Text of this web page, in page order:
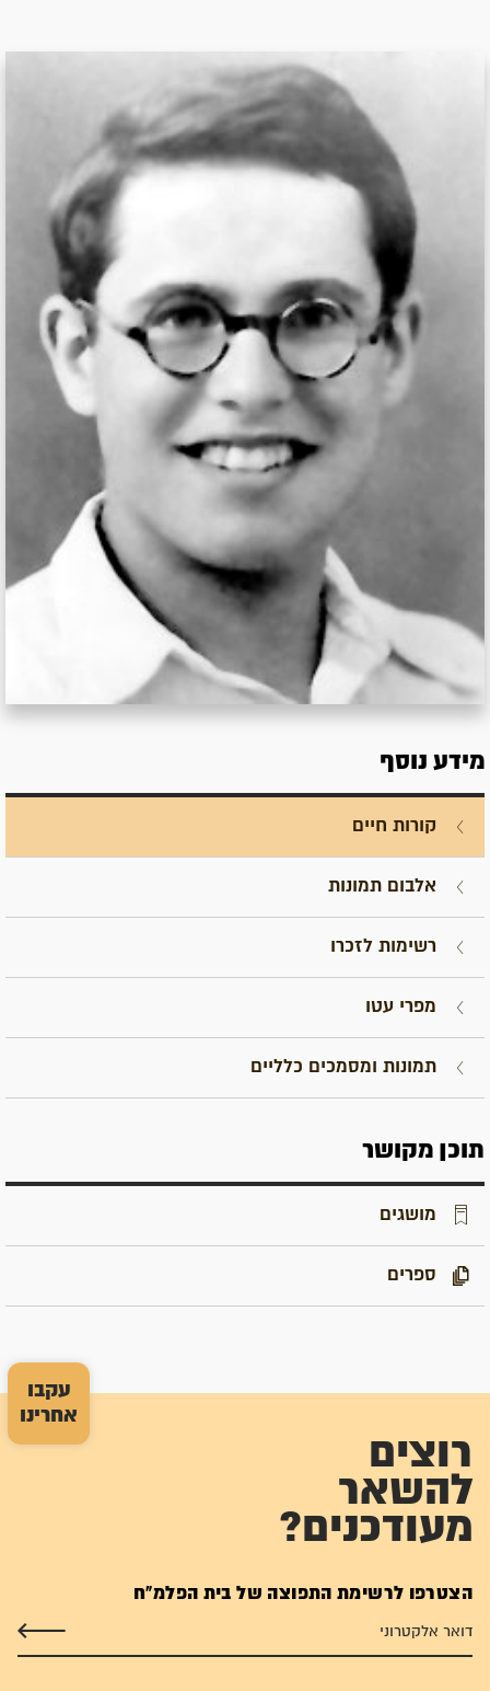
עקבו
אחרינו
מידע נוסף
קורות חיים
אלבום תמונות
רשימות לזכרו
מפרי עטו
תמונות ומסמכים כלליים
תוכן מקושר
מושגים
ספרים
רוצים
להשאר
מעודכנים?
הצטרפו לרשימת התפוצה של בית הפלמ"ח